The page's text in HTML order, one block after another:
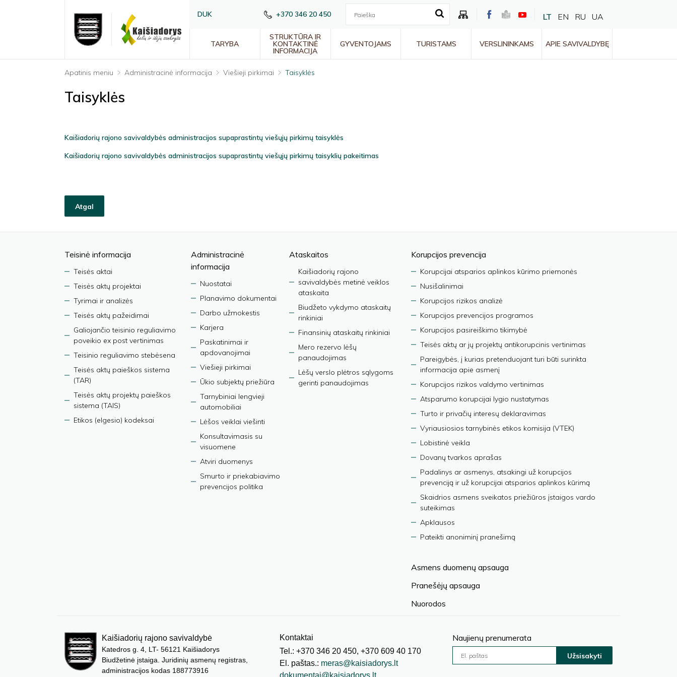
DUK +370 346 20 450 LT EN RU UA
TARYBA
STRUKTŪRA IR
KONTAKTINĖ
INFORMACIJA
GYVENTOJAMS TURISTAMS VERSLININKAMS APIE SAVIVALDYBĘ
Apatinis meniu Administracinė informacija Viešieji pirkimai Taisyklės
Taisyklės
Kaišiadorių rajono savivaldybės administracijos supaprastintų viešųjų pirkimų taisyklės
Kaišiadorių rajono savivaldybės administracijos supaprastintų viešųjų pirkimų taisyklių pakeitimas
Atgal
Teisinė informacija
Teisės aktai
Teisės aktų projektai
Tyrimai ir analizės
Teisės aktų pažeidimai
Galiojančio teisinio reguliavimo
poveikio ex post vertinimas
Teisinio reguliavimo stebėsena
Teisės aktų paieškos sistema
(TAR)
Teisės aktų projektų paieškos
sistema (TAIS)
Etikos (elgesio) kodeksai
Administracinė
informacija
Nuostatai
Planavimo dokumentai
Darbo užmokestis
Karjera
Paskatinimai ir
apdovanojimai
Viešieji pirkimai
Ūkio subjektų priežiūra
Tarnybiniai lengvieji
automobiliai
Lėšos veiklai viešinti
Konsultavimasis su
visuomene
Atviri duomenys
Smurto ir priekabiavimo
prevencijos politika
Ataskaitos
Kaišiadorių rajono
savivaldybės metinė veiklos
ataskaita
Biudžeto vykdymo ataskaitų
rinkiniai
Finansinių ataskaitų rinkiniai
Mero rezervo lėšų
panaudojimas
Lėšų verslo plėtros sąlygoms
gerinti panaudojimas
Korupcijos prevencija
Korupcijai atsparios aplinkos kūrimo priemonės
Nusišalinimai
Korupcijos rizikos analizė
Korupcijos prevencijos programos
Korupcijos pasireiškimo tikimybė
Teisės aktų ar jų projektų antikorupcinis vertinimas
Pareigybės, į kurias pretenduojant turi būti surinkta
informacija apie asmenį
Korupcijos rizikos valdymo vertinimas
Atsparumo korupcijai lygio nustatymas
Turto ir privačių interesų deklaravimas
Vyriausiosios tarnybinės etikos komisija (VTEK)
Lobistinė veikla
Dovanų tvarkos aprašas
Padalinys ar asmenys, atsakingi už korupcijos
prevenciją ir už korupcijai atsparios aplinkos kūrimą
Skaidrios asmens sveikatos priežiūros įstaigos vardo
suteikimas
Apklausos
Pateikti anoniminį pranešimą
Asmens duomenų apsauga
Pranešėjų apsauga
Nuorodos
Kaišiadorių rajono savivaldybė
Katedros g. 4, LT- 56121 Kaišiadorys
Biudžetinė įstaiga. Juridinių asmenų registras,
administracijos kodas 188773916
Kontaktai
Tel.: +370 346 20 450, +370 609 40 170
El. paštas.: meras@kaisiadorys.lt
dokumentai@kaisiadorys.lt
Naujienų prenumerata
Užsisakyti